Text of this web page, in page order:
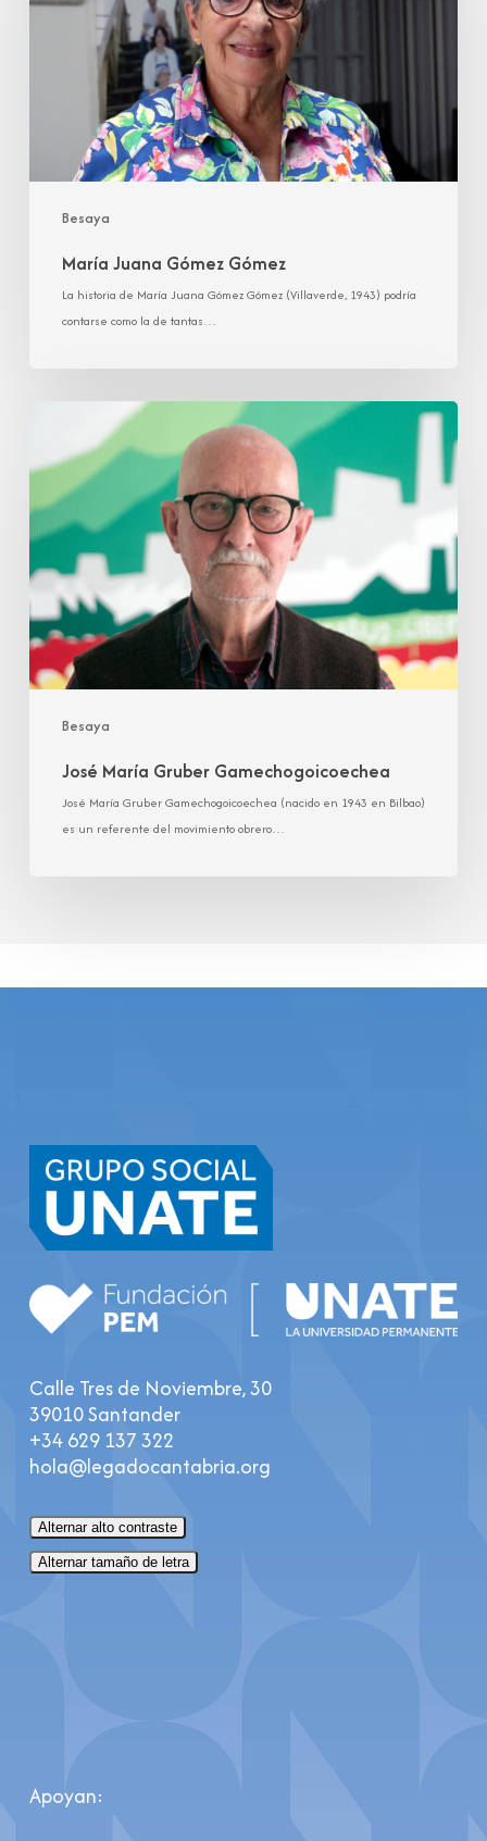
Besaya
María Juana Gómez Gómez
La historia de María Juana Gómez Gómez (Villaverde, 1943) podría
contarse como la de tantas…
Besaya
Gruber
Gamechogoicoechea
José María Gruber Gamechogoicoechea
José María Gruber Gamechogoicoechea (nacido en 1943 en Bilbao)
es un referente del movimiento obrero…
Calle Tres de Noviembre, 30
39010 Santander
+34 629 137 322
hola@legadocantabria.org
Alternar alto contraste
Alternar tamaño de letra
Apoyan: